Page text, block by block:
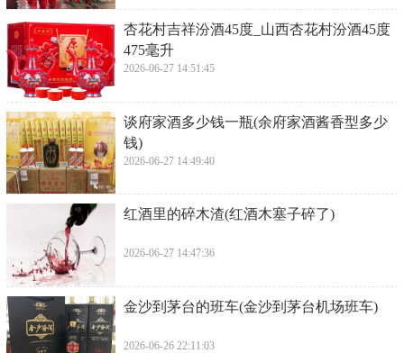
​杏花村吉祥汾酒45度_山西杏花村汾酒45度
475毫升
2026-06-27 14:51:45
​谈府家酒多少钱一瓶(余府家酒酱香型多少
钱)
2026-06-27 14:49:40
​红酒里的碎木渣(红酒木塞子碎了)
2026-06-27 14:47:36
​金沙到茅台的班车(金沙到茅台机场班车)
2026-06-26 22:11:03